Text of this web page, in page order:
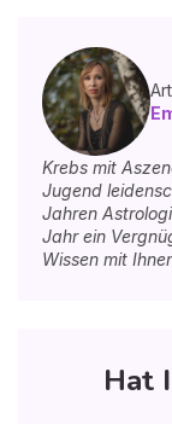
Krebs mit
Jugend
Jahren
Jahr ein
Wissen mit
Hat